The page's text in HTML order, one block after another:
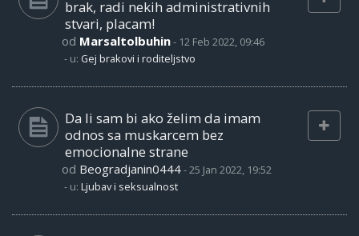
brak, radi nekih administrativnih
stvari, placam!
od Marsaltolbuhin- 12 Feb 2022, 09:46
- u: Gej brakovi i roditeljstvo
Da li sam bi ako želim da imam
odnos sa muskarcem bez
emocionalne strane
od Beogradjanin0444-25 Jan 2022, 19:52
- u: Ljubav i seksualnost